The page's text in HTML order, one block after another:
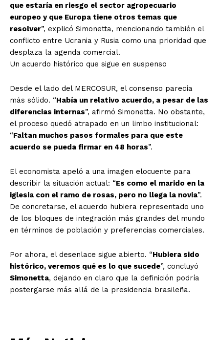
que estaría en riesgo el sector agropecuario
europeo y que Europa tiene otros temas que
resolver”, explicó Simonetta, mencionando también el
conflicto entre Ucrania y Rusia como una prioridad que
desplaza la agenda comercial.
Un acuerdo histórico que sigue en suspenso
Desde el lado del MERCOSUR, el consenso parecía
más sólido. “Había un relativo acuerdo, a pesar de las
diferencias internas”, afirmó Simonetta. No obstante,
el proceso quedó atrapado en un limbo institucional:
“Faltan muchos pasos formales para que este
acuerdo se pueda firmar en 48 horas”.
El economista apeló a una imagen elocuente para
describir la situación actual: “Es como el marido en la
iglesia con el ramo de rosas, pero no llega la novia”.
De concretarse, el acuerdo hubiera representado uno
de los bloques de integración más grandes del mundo
en términos de población y preferencias comerciales.
Por ahora, el desenlace sigue abierto. “Hubiera sido
histórico, veremos qué es lo que sucede”, concluyó
Simonetta, dejando en claro que la definición podría
postergarse más allá de la presidencia brasileña.